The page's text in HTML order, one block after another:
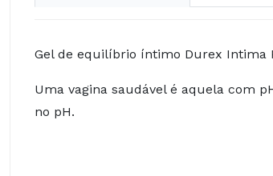
Gel de equilíbrio íntimo Durex Intima
Uma vagina saudável é aquela com
no pH.